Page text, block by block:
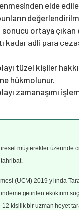
elde
ortaya çıkan
kadar adli para
tüzel kişiler
hükmolunur.
zamanaşımı
müşterekler üzerinde
(UCM) 2019 yılında
getirilen ekokırım
12 kişilik bir uzman heyet